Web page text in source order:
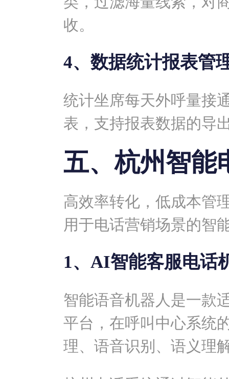
收。
4、数据统计报表管
统计坐席每天外呼量接
表，支持报表数据的导
五、杭州智能
高效率转化，低成本管
用于电话营销场景的智
1、AI智能客服电话
智能语音机器人是一款
平台，在呼叫中心系统
理、语音识别、语义理